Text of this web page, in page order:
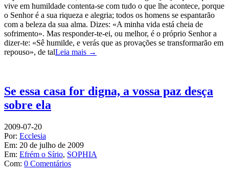
vive em humildade contenta-se com tudo o que lhe acontece, porque
o Senhor é a sua riqueza e alegria; todos os homens se espantarão
com a beleza da sua alma. Dizes: «A minha vida está cheia de
sofrimento». Mas responder-te-ei, ou melhor, é o próprio Senhor a
dizer-te: «Sê humilde, e verás que as provações se transformarão em
repouso», de talLeia mais →
Se essa casa for digna, a vossa paz desça
sobre ela
2009-07-20
Por: Ecclesia
Em: 20 de julho de 2009
Em: Efrém o Sírio, SOPHIA
Com: 0 Comentários